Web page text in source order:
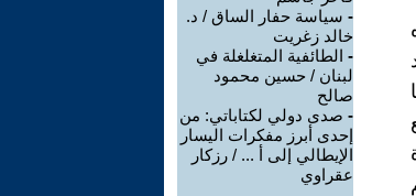
- سياسة حفار الساق / د.
خالد زغريت
- الطائفية المتغلغلة في
لبنان / حسين محمود
صالح
- صدى دولي لكتاباتي: من
إحدى أبرز مفكرات اليسار
الإيطالي إلى أ ... / رزكار
عقراوي